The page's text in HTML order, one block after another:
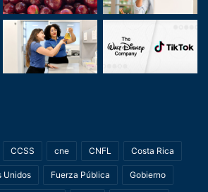
CCSS cne CNFL Costa Rica
Unidos Fuerza Pública Gobierno